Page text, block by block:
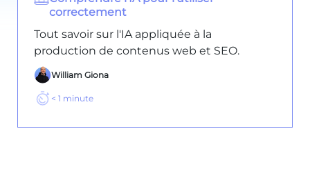
correctement
Tout savoir sur l'IA appliquée à la
production de contenus web et SEO.
William Giona
< 1 minute